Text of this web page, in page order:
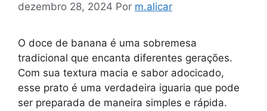
dezembro 28, 2024 Por m.alicar
O doce de banana é uma sobremesa
tradicional que encanta diferentes gerações.
Com sua textura macia e sabor adocicado,
esse prato é uma verdadeira iguaria que pode
ser preparada de maneira simples e rápida.